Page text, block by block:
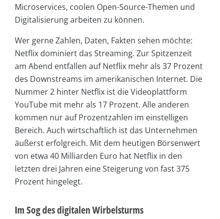
Microservices, coolen Open-Source-Themen und
Digitalisierung arbeiten zu können.
Wer gerne Zahlen, Daten, Fakten sehen möchte:
Netflix dominiert das Streaming. Zur Spitzenzeit
am Abend entfallen auf Netflix mehr als 37 Prozent
des Downstreams im amerikanischen Internet. Die
Nummer 2 hinter Netflix ist die Videoplattform
YouTube mit mehr als 17 Prozent. Alle anderen
kommen nur auf Prozentzahlen im einstelligen
Bereich. Auch wirtschaftlich ist das Unternehmen
äußerst erfolgreich. Mit dem heutigen Börsenwert
von etwa 40 Milliarden Euro hat Netflix in den
letzten drei Jahren eine Steigerung von fast 375
Prozent hingelegt.
Im Sog des digitalen Wirbelsturms